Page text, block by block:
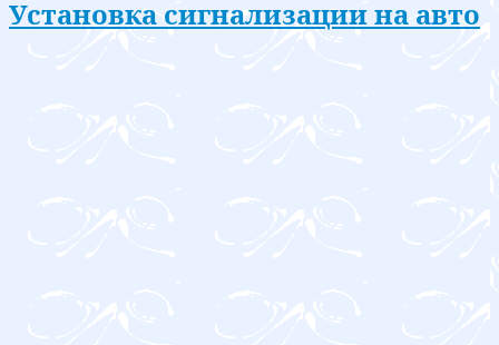
Установка сигнализации на авто